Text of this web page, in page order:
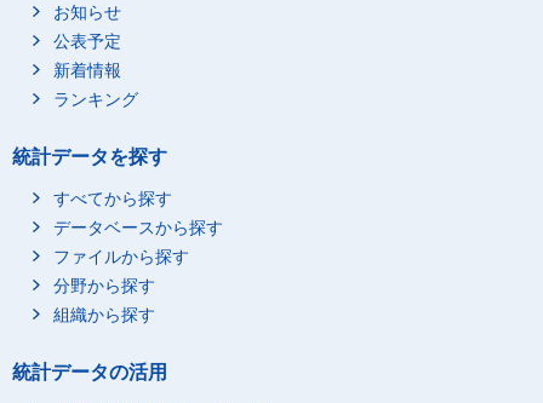
お知らせ
公表予定
新着情報
ランキング
統計データを探す
すべてから探す
データベースから探す
ファイルから探す
分野から探す
組織から探す
統計データの活用